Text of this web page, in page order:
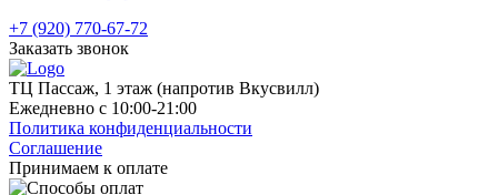
+7 (920) 770-67-72
Заказать звонок
ТЦ Пассаж, 1 этаж (напротив Вкусвилл)
Ежедневно с 10:00-21:00
Политика конфиденциальности
Соглашение
Принимаем к оплате